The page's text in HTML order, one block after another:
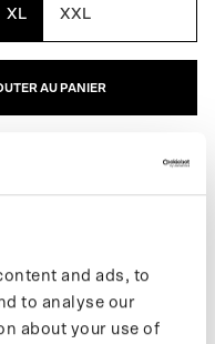
and ads, to
to analyse our
about your use of
XL XXL
AU PANIER
être facilement
respirabilité grâce à
un laminage TPU.